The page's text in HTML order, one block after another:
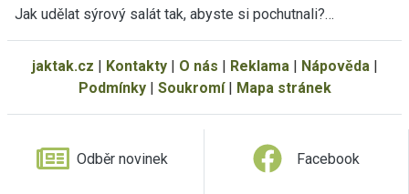
Jak udělat sýrový salát tak, abyste si pochutnali?…
jaktak.cz | Kontakty| O nás | Reklama| Nápověda|
Podmínky| Soukromí| Mapa stránek
Odběr novinek Facebook